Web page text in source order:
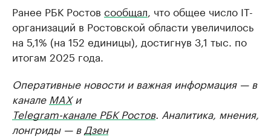
Ранее РБК Ростов сообщал , что общее число IT-
организаций в Ростовской области увеличилось
на 5,1% (на 152 единицы), достигнув 3,1 тыс. по
итогам 2025 года.
Оперативные новости и важная информация — в
канале MAXи
Telegram-канале РБК Ростов. Аналитика, мнения,
лонгриды — в Дзен